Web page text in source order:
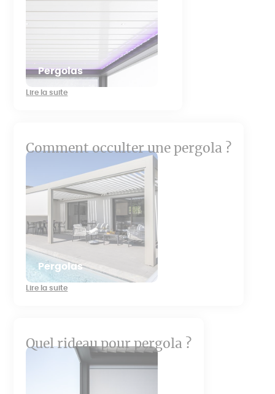
Pergolas
Lire la suite
Comment occulter une pergola ?
Pergolas
Lire la suite
Quel rideau pour pergola ?